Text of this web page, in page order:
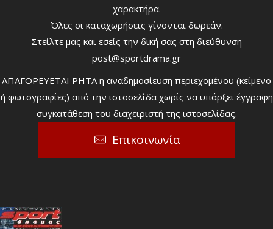
χαρακτήρα.
Όλες οι καταχωρήσεις γίνονται δωρεάν.
Στείλτε μας και εσείς την δική σας στη διεύθυνση
post@sportdrama.gr
ΑΠΑΓΟΡΕΥΕΤΑΙ ΡΗΤΑ η αναδημοσίευση περιεχομένου (κείμενο
ή φωτογραφίες) από την ιστοσελίδα χωρίς να υπάρξει έγγραφη
συγκατάθεση του διαχειριστή της ιστοσελίδας.
Επικοινωνία